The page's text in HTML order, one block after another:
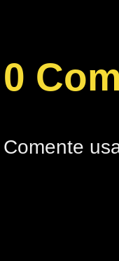
0
Comente